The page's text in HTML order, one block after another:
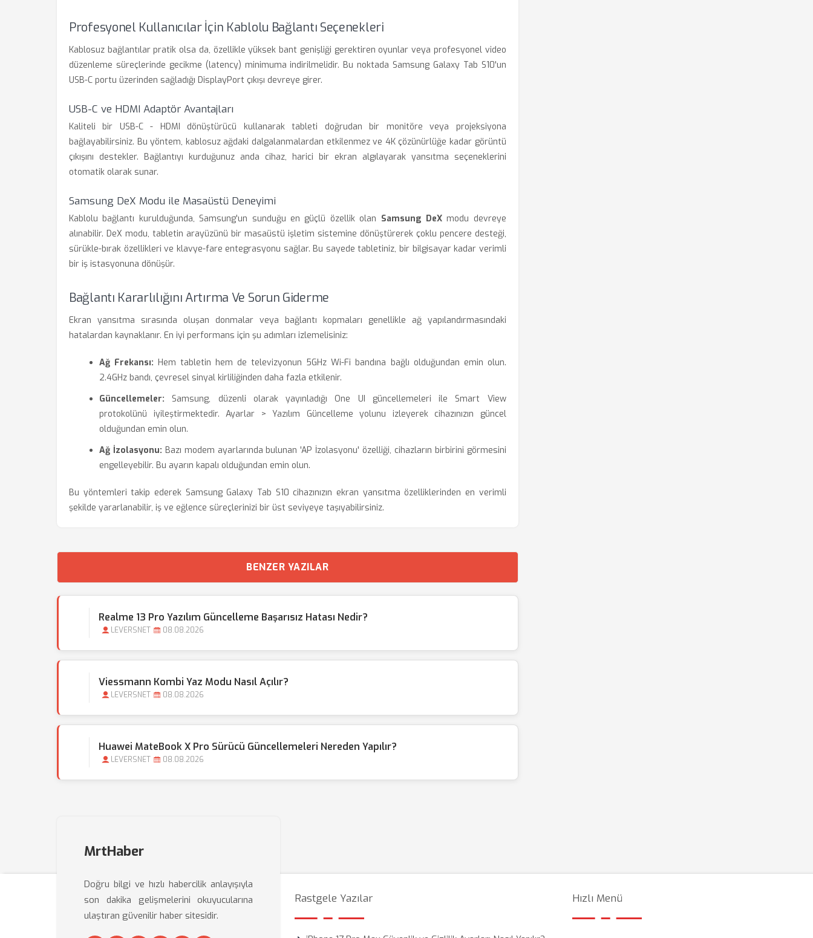
Profesyonel Kullanıcılar İçin Kablolu Bağlantı Seçenekleri
Kablosuz bağlantılar pratik olsa da, özellikle yüksek bant genişliği gerektiren oyunlar veya profesyonel video
düzenleme süreçlerinde gecikme (latency) minimuma indirilmelidir. Bu noktada Samsung Galaxy Tab S10'un
USB-C portu üzerinden sağladığı DisplayPort çıkışı devreye girer.
USB-C ve HDMI Adaptör Avantajları
Kaliteli bir USB-C - HDMI dönüştürücü kullanarak tableti doğrudan bir monitöre veya projeksiyona
bağlayabilirsiniz. Bu yöntem, kablosuz ağdaki dalgalanmalardan etkilenmez ve 4K çözünürlüğe kadar görüntü
çıkışını destekler. Bağlantıyı kurduğunuz anda cihaz, harici bir ekran algılayarak yansıtma seçeneklerini
otomatik olarak sunar.
Samsung DeX Modu ile Masaüstü Deneyimi
Kablolu bağlantı kurulduğunda, Samsung'un sunduğu en güçlü özellik olan Samsung DeXmodu devreye
alınabilir. DeX modu, tabletin arayüzünü bir masaüstü işletim sistemine dönüştürerek çoklu pencere desteği,
sürükle-bırak özellikleri ve klavye-fare entegrasyonu sağlar. Bu sayede tabletiniz, bir bilgisayar kadar verimli
bir iş istasyonuna dönüşür.
Bağlantı Kararlılığını Artırma Ve Sorun Giderme
Ekran yansıtma sırasında oluşan donmalar veya bağlantı kopmaları genellikle ağ yapılandırmasındaki
hatalardan kaynaklanır. En iyi performans için şu adımları izlemelisiniz:
Ağ Frekansı: Hem tabletin hem de televizyonun 5GHz Wi-Fi bandına bağlı olduğundan emin olun.
2.4GHz bandı, çevresel sinyal kirliliğinden daha fazla etkilenir.
Güncellemeler: Samsung, düzenli olarak yayınladığı One UI güncellemeleri ile Smart View
protokolünü iyileştirmektedir. Ayarlar > Yazılım Güncelleme yolunu izleyerek cihazınızın güncel
olduğundan emin olun.
Ağ İzolasyonu: Bazı modem ayarlarında bulunan 'AP İzolasyonu' özelliği, cihazların birbirini görmesini
engelleyebilir. Bu ayarın kapalı olduğundan emin olun.
Bu yöntemleri takip ederek Samsung Galaxy Tab S10 cihazınızın ekran yansıtma özelliklerinden en verimli
şekilde yararlanabilir, iş ve eğlence süreçlerinizi bir üst seviyeye taşıyabilirsiniz.
BENZER YAZILAR
Realme 13 Pro Yazılım Güncelleme Başarısız Hatası Nedir?
LEVERSNET 08.08.2026
Viessmann Kombi Yaz Modu Nasıl Açılır?
LEVERSNET 08.08.2026
Huawei MateBook X Pro Sürücü Güncellemeleri Nereden Yapılır?
LEVERSNET 08.08.2026
MrtHaber
Doğru bilgi ve hızlı habercilik anlayışıyla
son dakika gelişmelerini okuyucularına
ulaştıran güvenilir haber sitesidir.
Rastgele Yazılar Hızlı Menü